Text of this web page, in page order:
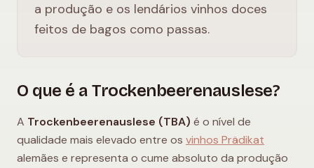
a produção e os lendários vinhos doces
feitos de bagos como passas.
O que é a Trockenbeerenauslese?
A Trockenbeerenauslese (TBA) é o nível de
qualidade mais elevado entre os vinhos Prädikat
alemães e representa o cume absoluto da produção